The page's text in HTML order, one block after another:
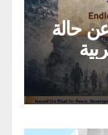
حالة